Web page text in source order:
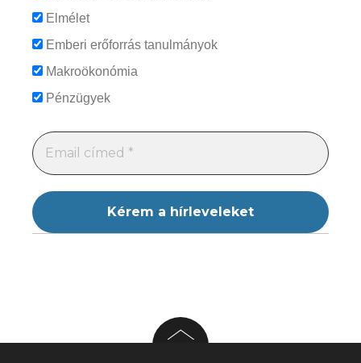
Elmélet
Emberi erőforrás tanulmányok
Makroökonómia
Pénzügyek